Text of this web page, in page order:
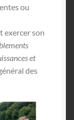
ou
exercer son
et
des